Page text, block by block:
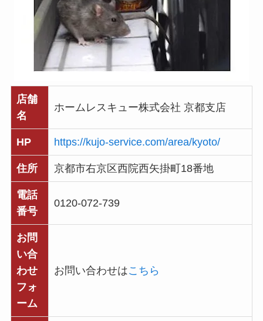
店舗
名
ホームレスキュー株式会社 京都支店
HP https://kujo-service.com/area/kyoto/
住所 京都市右京区西院西矢掛町18番地
電話
番号
0120-072-739
お問
い合
わせ
フォ
ーム
お問い合わせはこちら